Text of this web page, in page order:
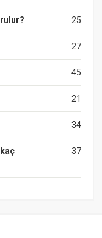
25
27
45
21
34
37